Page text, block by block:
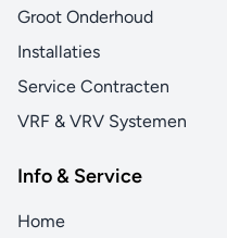
Groot Onderhoud
Installaties
Service Contracten
VRF & VRV Systemen
Info & Service
Home